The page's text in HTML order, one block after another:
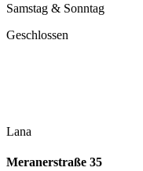
Samstag & Sonntag
Geschlossen
Lana
Meranerstraße 35